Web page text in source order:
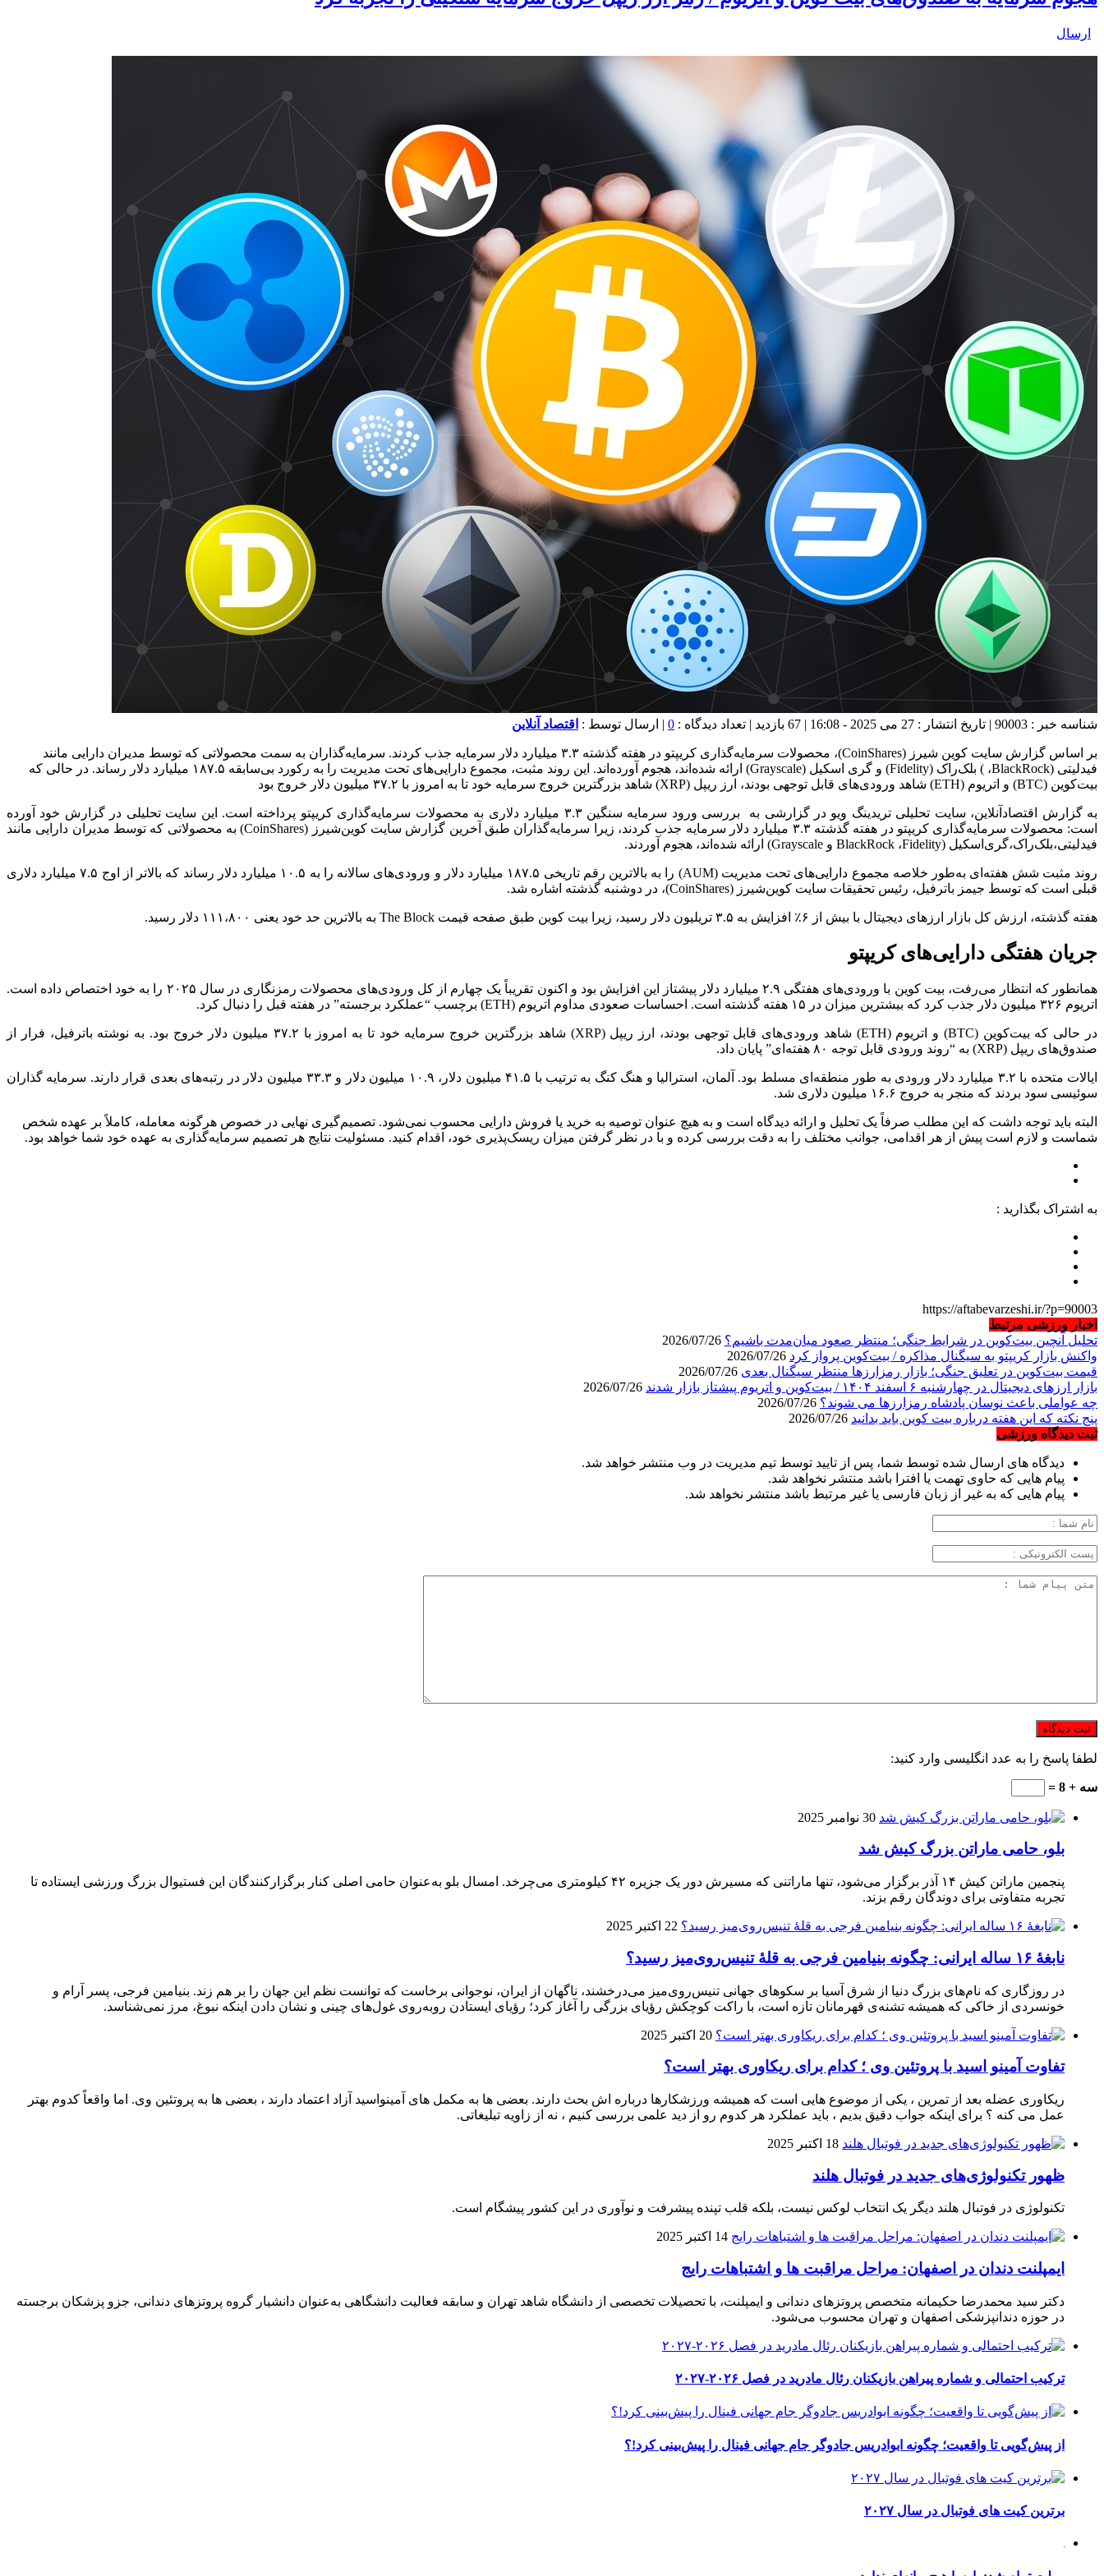
ارسال
شناسه خبر : 90003 | تاریخ انتشار : 27 می 2025 - 16:08 | 67 بازدید | تعداد دیدگاه : 0 | ارسال توسط : اقتصاد آنلاین
بر اساس گزارش سایت کوین شیرز (CoinShares)، محصولات سرمایه‌گذاری کریپتو در هفته گذشته ۳.۳ میلیارد دلار سرمایه جذب کردند. سرمایه‌گذاران به سمت محصولاتی که توسط مدیران دارایی مانند
فیدلیتی (BlackRock، ) بلک‌راک (Fidelity) و گری اسکیل (Grayscale) ارائه شده‌اند، هجوم آورده‌اند. این روند مثبت، مجموع دارایی‌های تحت مدیریت را به رکورد بی‌سابقه ۱۸۷.۵ میلیارد دلار رساند. در حالی که
بیت‌کوین (BTC) و اتریوم (ETH) شاهد ورودی‌های قابل توجهی بودند، ارز ریپل (XRP) شاهد بزرگترین خروج سرمایه خود تا به امروز با ۳۷.۲ میلیون دلار خروج بود
به گزارش اقتصادآنلاین، سایت تحلیلی تریدینگ ویو در گزارشی به بررسی ورود سرمایه سنگین ۳.۳ میلیارد دلاری به محصولات سرمایه‌گذاری کریپتو پرداخته است. این سایت تحلیلی در گزارش خود آورده
است: محصولات سرمایه‌گذاری کریپتو در هفته گذشته ۳.۳ میلیارد دلار سرمایه جذب کردند، زیرا سرمایه‌گذاران طبق آخرین گزارش سایت کوین‌شیرز (CoinShares) به محصولاتی که توسط مدیران دارایی مانند
فیدلیتی،بلک‌راک،گری‌اسکیل (BlackRock ،Fidelity و Grayscale) ارائه شده‌اند، هجوم آوردند.
روند مثبت شش هفته‌ای به‌طور خلاصه مجموع دارایی‌های تحت مدیریت (AUM) را به بالاترین رقم تاریخی ۱۸۷.۵ میلیارد دلار و ورودی‌های سالانه را به ۱۰.۵ میلیارد دلار رساند که بالاتر از اوج ۷.۵ میلیارد دلاری
قبلی است که توسط جیمز باترفیل، رئیس تحقیقات سایت کوین‌شیرز (CoinShares)، در دوشنبه گذشته اشاره شد.
هفته گذشته، ارزش کل بازار ارزهای دیجیتال با بیش از ۶٪ افزایش به ۳.۵ تریلیون دلار رسید، زیرا بیت کوین طبق صفحه قیمت The Block به بالاترین حد خود یعنی ۱۱۱،۸۰۰ دلار رسید.
جریان هفتگی دارایی‌های کریپتو
همانطور که انتظار می‌رفت، بیت کوین با ورودی‌های هفتگی ۲.۹ میلیارد دلار پیشتاز این افزایش بود و اکنون تقریباً یک چهارم از کل ورودی‌های محصولات رمزنگاری در سال ۲۰۲۵ را به خود اختصاص داده است.
اتریوم ۳۲۶ میلیون دلار جذب کرد که بیشترین میزان در ۱۵ هفته گذشته است. احساسات صعودی مداوم اتریوم (ETH) برچسب “عملکرد برجسته” در هفته قبل را دنبال کرد.
در حالی که بیت‌کوین (BTC) و اتریوم (ETH) شاهد ورودی‌های قابل توجهی بودند، ارز ریپل (XRP) شاهد بزرگترین خروج سرمایه خود تا به امروز با ۳۷.۲ میلیون دلار خروج بود. به نوشته باترفیل، فرار از
صندوق‌های ریپل (XRP) به “روند ورودی قابل توجه ۸۰ هفته‌ای” پایان داد.
ایالات متحده با ۳.۲ میلیارد دلار ورودی به طور منطقه‌ای مسلط بود. آلمان، استرالیا و هنگ کنگ به ترتیب با ۴۱.۵ میلیون دلار، ۱۰.۹ میلیون دلار و ۳۳.۳ میلیون دلار در رتبه‌های بعدی قرار دارند. سرمایه گذاران
سوئیسی سود بردند که منجر به خروج ۱۶.۶ میلیون دلاری شد.
البته باید توجه داشت که این مطلب صرفاً یک تحلیل و ارائه دیدگاه است و به هیچ عنوان توصیه به خرید یا فروش دارایی محسوب نمی‌شود. تصمیم‌گیری نهایی در خصوص هرگونه معامله، کاملاً بر عهده شخص
شماست و لازم است پیش از هر اقدامی، جوانب مختلف را به دقت بررسی کرده و با در نظر گرفتن میزان ریسک‌پذیری خود، اقدام کنید. مسئولیت نتایج هر تصمیم سرمایه‌گذاری به عهده خود شما خواهد بود.
به اشتراک بگذارید :
https://aftabevarzeshi.ir/?p=90003
اخبار ورزشی مرتبط
تحلیل آنچین بیت‌کوین در شرایط جنگی؛ منتظر صعود میان‌مدت باشیم؟
واکنش بازار کریپتو به سیگنال مذاکره / بیت‌کوین پرواز کرد
قیمت بیت‌کوین در تعلیق جنگی؛ بازار رمزارزها منتظر سیگنال بعدی
بازار ارزهای دیجیتال در چهارشنبه ۶ اسفند ۱۴۰۴ / بیت‌کوین و اتریوم پیشتاز بازار شدند
چه عواملی باعث نوسان پادشاه رمزارزها می شوند؟
پنج نکته که این هفته درباره بیت ‌کوین باید بدانید
ثبت دیدگاه ورزشی
دیدگاه های ارسال شده توسط شما، پس از تایید توسط تیم مدیریت در وب منتشر خواهد شد.
پیام هایی که حاوی تهمت یا افترا باشد منتشر نخواهد شد.
پیام هایی که به غیر از زبان فارسی یا غیر مرتبط باشد منتشر نخواهد شد.
لطفا پاسخ را به عدد انگلیسی وارد کنید:
سه + 8 =
30 نوامبر 2025
بلو، حامی ماراتن بزرگ کیش شد
پنجمین ماراتن کیش ۱۴ آذر برگزار می‌شود، تنها ماراتنی که مسیرش دور یک جزیره ۴۲ کیلومتری می‌چرخد. امسال بلو به‌عنوان حامی اصلی کنار برگزارکنندگان این فستیوال بزرگ ورزشی ایستاده تا
تجربه متفاوتی برای دوندگان رقم بزند.
22 اکتبر 2025
نابغهٔ ۱۶ ساله ایرانی: چگونه بنیامین فرجی به قلهٔ تنیس‌روی‌میز رسید؟
در روزگاری که نام‌های بزرگ دنیا از شرق آسیا بر سکوهای جهانی تنیس‌روی‌میز می‌درخشند، ناگهان از ایران، نوجوانی برخاست که توانست نظم این جهان را بر هم زند. بنیامین فرجی، پسر آرام و
خونسردی از خاکی که همیشه تشنه‌ی قهرمانان تازه است، با راکت کوچکش رؤیای بزرگی را آغاز کرد؛ رؤیای ایستادن روبه‌روی غول‌های چینی و نشان دادن اینکه نبوغ، مرز نمی‌شناسد.
20 اکتبر 2025
تفاوت آمینو اسید با پروتئین وی ؛ کدام برای ریکاوری بهتر است؟
ریکاوری عضله بعد از تمرین ، یکی از موضوع‌ هایی‌ است که همیشه ورزشکارها درباره‌ اش بحث دارند. بعضی‌ ها به مکمل‌ های آمینواسید آزاد اعتماد دارند ، بعضی‌ ها به پروتئین وی. اما واقعاً کدوم بهتر
عمل می‌ کنه ؟ برای اینکه جواب دقیق بدیم ، باید عملکرد هر کدوم رو از دید علمی بررسی کنیم ، نه از زاویه تبلیغاتی.
18 اکتبر 2025
ظهور تکنولوژی‌های جدید در فوتبال هلند
تکنولوژی در فوتبال هلند دیگر یک انتخاب لوکس نیست، بلکه قلب تپنده پیشرفت و نوآوری در این کشور پیشگام است.
14 اکتبر 2025
ایمپلنت دندان در اصفهان: مراحل مراقبت ها و اشتباهات رایج
دکتر سید محمدرضا حکیمانه متخصص پروتزهای دندانی و ایمپلنت، با تحصیلات تخصصی از دانشگاه شاهد تهران و سابقه فعالیت دانشگاهی به‌عنوان دانشیار گروه پروتزهای دندانی، جزو پزشکان برجسته
در حوزه دندانپزشکی اصفهان و تهران محسوب می‌شود.
ترکیب احتمالی و شماره پیراهن بازیکنان رئال مادرید در فصل ۲۰۲۶-۲۰۲۷
از پیش‌گویی تا واقعیت؛ چگونه ابوادریس جادوگر جام جهانی فینال را پیش‌بینی کرد!؟
برترین کیت های فوتبال در سال ۲۰۲۷